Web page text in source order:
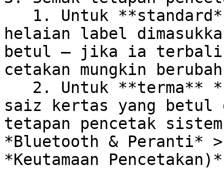
helaian label
betul — jika ia terbalik
cetakan mungkin
saiz kertas yang betul
tetapan pencetak
*Bluetooth & Peranti* >
*Keutamaan